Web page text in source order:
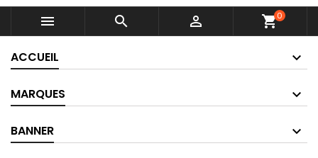
   shopping_cart0
ACCUEIL
MARQUES
BANNER